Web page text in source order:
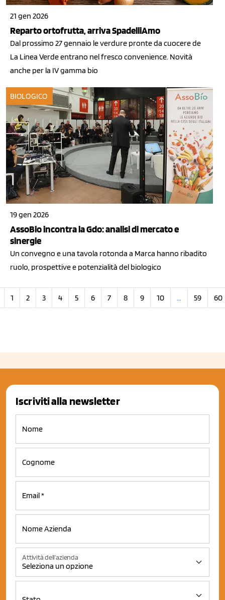
21 gen 2026
Reparto ortofrutta, arriva SpadelliAmo
Dal prossimo 27 gennaio le verdure pronte da cuocere de
La Linea Verde entrano nel fresco convenience. Novità
anche per la IV gamma bio
BIOLOGICO
19 gen 2026
AssoBio incontra la Gdo: analisi di mercato e
sinergie
Un convegno e una tavola rotonda a Marca hanno ribadito
ruolo, prospettive e potenzialità del biologico
1 2 3 4 5 6 7 8 9 10 ... 59 60
Iscriviti alla newsletter
Attività dell'azienda